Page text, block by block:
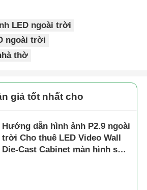
COB
suốt
ngoài trời
ngoài trời
LED ngoài trời
ngoài trời
thờ
giá tốt nhất cho
Hướng dẫn hình ảnh P2.9 ngoài
trời Cho thuê LED Video Wall
Die-Cast Cabinet màn hình sân